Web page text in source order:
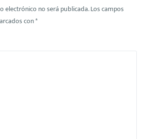
electrónico no será publicada.Los campos
con*